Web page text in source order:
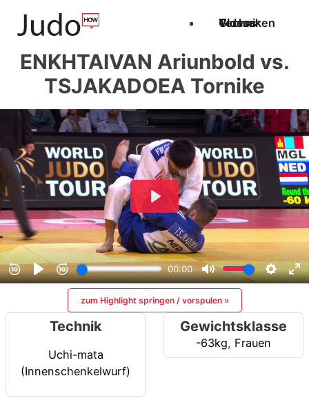
Techniken
Videos
Glossar
ENKHTAIVAN Ariunbold vs.
TSJAKADOEA Tornike
zum Highlight springen / vorspulen »
Technik
Uchi-mata
(Innenschenkelwurf)
Gewichtsklasse
-63kg, Frauen